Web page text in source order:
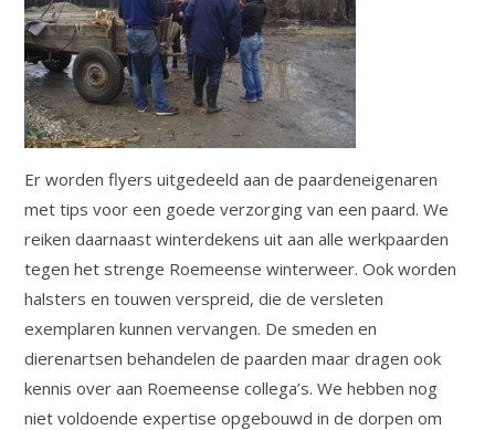
Er worden flyers uitgedeeld aan de paardeneigenaren
met tips voor een goede verzorging van een paard. We
reiken daarnaast winterdekens uit aan alle werkpaarden
tegen het strenge Roemeense winterweer. Ook worden
halsters en touwen verspreid, die de versleten
exemplaren kunnen vervangen. De smeden en
dierenartsen behandelen de paarden maar dragen ook
kennis over aan Roemeense collega’s. We hebben nog
niet voldoende expertise opgebouwd in de dorpen om